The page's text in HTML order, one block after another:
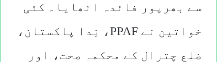
سے بھرپور فائدہ اٹھایا۔ کئی
خواتین نے PPAF، نِدا پاکستان،
ضلع چترال کے محکمہ صحت، اور